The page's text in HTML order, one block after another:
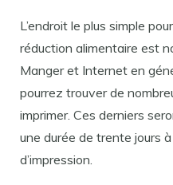
L’endroit le plus simple
réduction alimentaire est
Manger et Internet en
pourrez trouver de
imprimer. Ces derniers
une durée de trente jours
d’impression.